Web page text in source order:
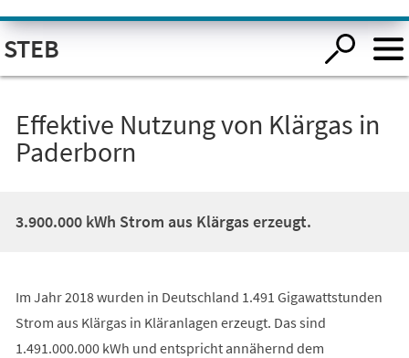
Visuelle
Assistenzsoftware
öffnen.
STEB
Effektive Nutzung von Klärgas in
Paderborn
3.900.000 kWh Strom aus Klärgas erzeugt.
Im Jahr 2018 wurden in Deutschland 1.491 Gigawattstunden
Strom aus Klärgas in Kläranlagen erzeugt. Das sind
1.491.000.000 kWh und entspricht annähernd dem